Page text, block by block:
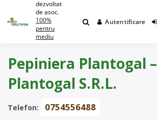
content
dezvoltat
de asoc.
100%
pentru
mediu
Autentificare
Pepiniera Plantogal –
Plantogal S.R.L.
Telefon: 0754556488